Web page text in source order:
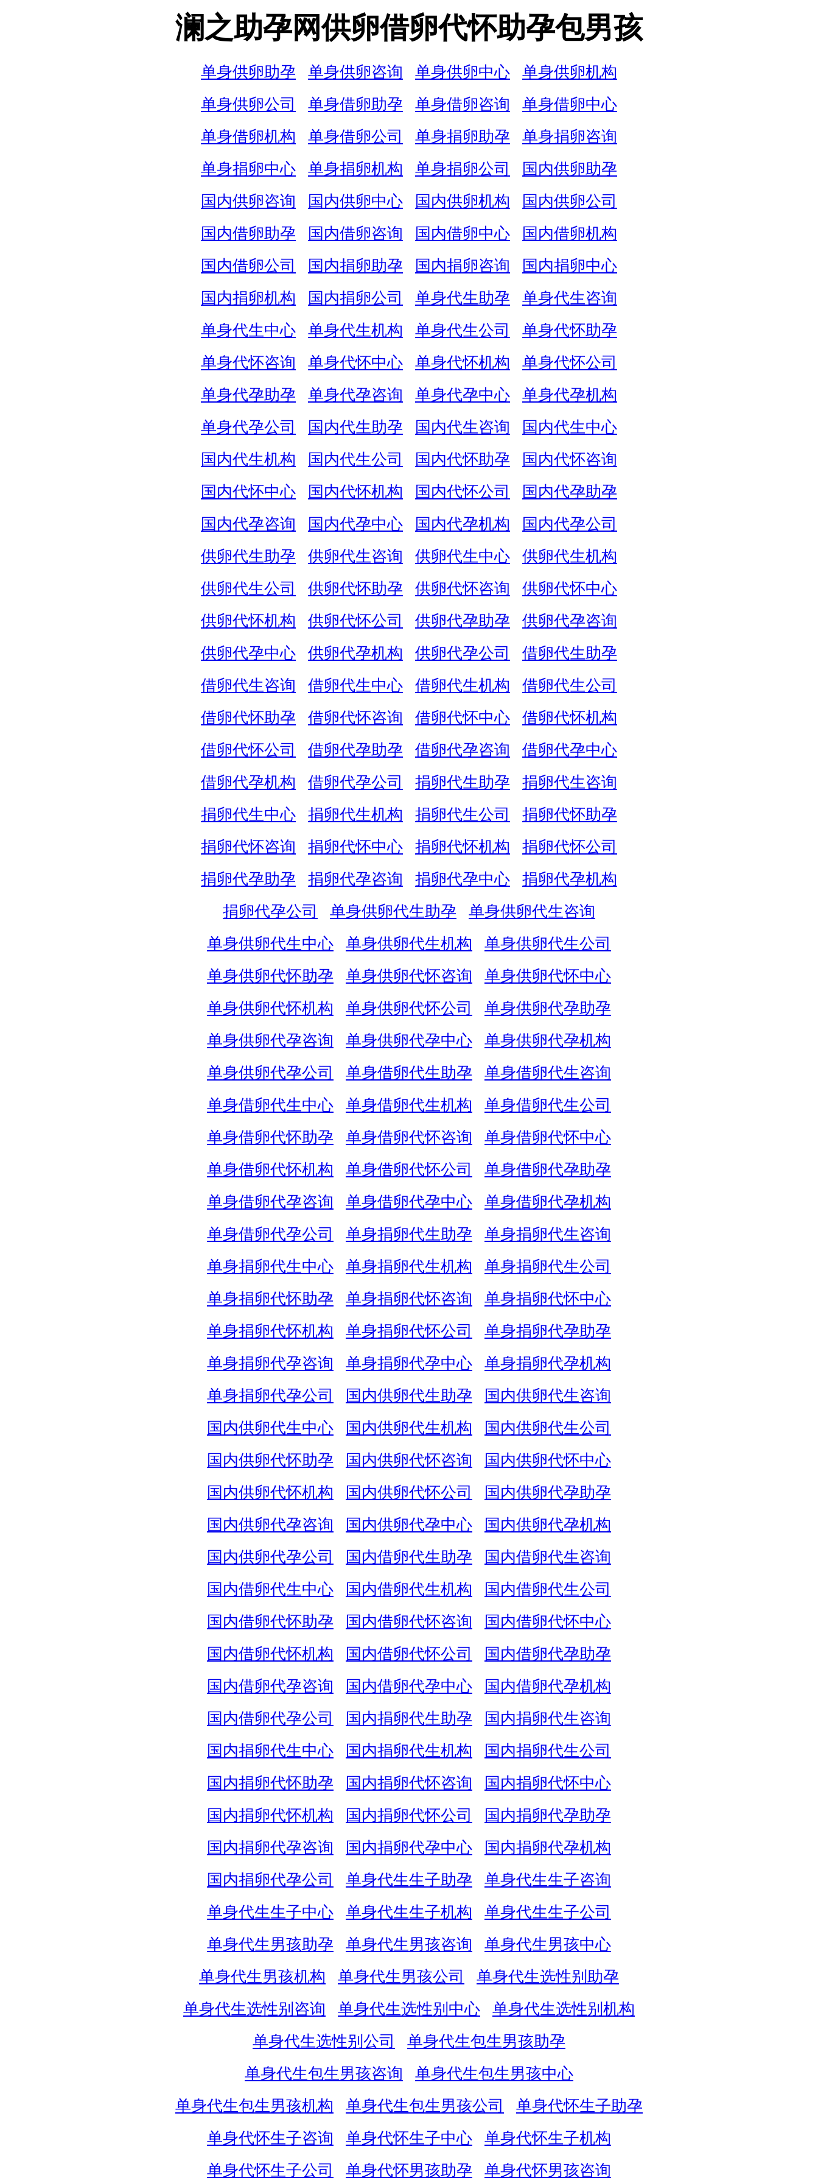
澜之助孕网供卵借卵代怀助孕包男孩
单身供卵助孕 单身供卵咨询 单身供卵中心
单身供卵机构
单身供卵公司
单身借卵助孕 单身借卵咨询
单身借卵中心
单身借卵机构
单身借卵公司 单身捐卵助孕
单身捐卵咨询
单身捐卵中心
单身捐卵机构 单身捐卵公司
国内供卵助孕
国内供卵咨询
国内供卵中心 国内供卵机构
国内供卵公司
国内借卵助孕
国内借卵咨询 国内借卵中心
国内借卵机构
国内借卵公司
国内捐卵助孕 国内捐卵咨询
国内捐卵中心
国内捐卵机构
国内捐卵公司 单身代生助孕
单身代生咨询
单身代生中心
单身代生机构 单身代生公司
单身代怀助孕
单身代怀咨询
单身代怀中心 单身代怀机构
单身代怀公司
单身代孕助孕
单身代孕咨询 单身代孕中心
单身代孕机构
单身代孕公司
国内代生助孕 国内代生咨询
国内代生中心
国内代生机构
国内代生公司 国内代怀助孕
国内代怀咨询
国内代怀中心
国内代怀机构 国内代怀公司
国内代孕助孕
国内代孕咨询
国内代孕中心 国内代孕机构
国内代孕公司
供卵代生助孕
供卵代生咨询 供卵代生中心
供卵代生机构
供卵代生公司
供卵代怀助孕 供卵代怀咨询
供卵代怀中心
供卵代怀机构
供卵代怀公司 供卵代孕助孕
供卵代孕咨询
供卵代孕中心
供卵代孕机构 供卵代孕公司
借卵代生助孕
借卵代生咨询
借卵代生中心 借卵代生机构
借卵代生公司
借卵代怀助孕
借卵代怀咨询 借卵代怀中心
借卵代怀机构
借卵代怀公司
借卵代孕助孕 借卵代孕咨询
借卵代孕中心
借卵代孕机构
借卵代孕公司 捐卵代生助孕
捐卵代生咨询
捐卵代生中心
捐卵代生机构 捐卵代生公司
捐卵代怀助孕
捐卵代怀咨询
捐卵代怀中心 捐卵代怀机构
捐卵代怀公司
捐卵代孕助孕
捐卵代孕咨询 捐卵代孕中心
捐卵代孕机构
捐卵代孕公司
单身供卵代生助孕
单身供卵代生咨询
单身供卵代生中心
单身供卵代生机构
单身供卵代生公司
单身供卵代怀助孕
单身供卵代怀咨询
单身供卵代怀中心
单身供卵代怀机构
单身供卵代怀公司
单身供卵代孕助孕
单身供卵代孕咨询
单身供卵代孕中心
单身供卵代孕机构
单身供卵代孕公司
单身借卵代生助孕
单身借卵代生咨询
单身借卵代生中心
单身借卵代生机构
单身借卵代生公司
单身借卵代怀助孕
单身借卵代怀咨询
单身借卵代怀中心
单身借卵代怀机构
单身借卵代怀公司
单身借卵代孕助孕
单身借卵代孕咨询
单身借卵代孕中心
单身借卵代孕机构
单身借卵代孕公司
单身捐卵代生助孕
单身捐卵代生咨询
单身捐卵代生中心
单身捐卵代生机构
单身捐卵代生公司
单身捐卵代怀助孕
单身捐卵代怀咨询
单身捐卵代怀中心
单身捐卵代怀机构
单身捐卵代怀公司
单身捐卵代孕助孕
单身捐卵代孕咨询
单身捐卵代孕中心
单身捐卵代孕机构
单身捐卵代孕公司
国内供卵代生助孕
国内供卵代生咨询
国内供卵代生中心
国内供卵代生机构
国内供卵代生公司
国内供卵代怀助孕
国内供卵代怀咨询
国内供卵代怀中心
国内供卵代怀机构
国内供卵代怀公司
国内供卵代孕助孕
国内供卵代孕咨询
国内供卵代孕中心
国内供卵代孕机构
国内供卵代孕公司
国内借卵代生助孕
国内借卵代生咨询
国内借卵代生中心
国内借卵代生机构
国内借卵代生公司
国内借卵代怀助孕
国内借卵代怀咨询
国内借卵代怀中心
国内借卵代怀机构
国内借卵代怀公司
国内借卵代孕助孕
国内借卵代孕咨询
国内借卵代孕中心
国内借卵代孕机构
国内借卵代孕公司
国内捐卵代生助孕
国内捐卵代生咨询
国内捐卵代生中心
国内捐卵代生机构
国内捐卵代生公司
国内捐卵代怀助孕
国内捐卵代怀咨询
国内捐卵代怀中心
国内捐卵代怀机构
国内捐卵代怀公司
国内捐卵代孕助孕
国内捐卵代孕咨询
国内捐卵代孕中心
国内捐卵代孕机构
国内捐卵代孕公司
单身代生生子助孕
单身代生生子咨询
单身代生生子中心
单身代生生子机构
单身代生生子公司
单身代生男孩助孕
单身代生男孩咨询
单身代生男孩中心
单身代生男孩机构
单身代生男孩公司
单身代生选性别助孕
单身代生选性别咨询
单身代生选性别中心
单身代生选性别机构
单身代生选性别公司
单身代生包生男孩助孕
单身代生包生男孩咨询
单身代生包生男孩中心
单身代生包生男孩机构
单身代生包生男孩公司
单身代怀生子助孕
单身代怀生子咨询
单身代怀生子中心
单身代怀生子机构
单身代怀生子公司
单身代怀男孩助孕 单身代怀男孩咨询